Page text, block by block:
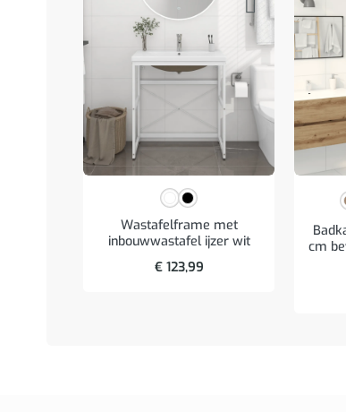
Wastafelframe met
inbouwwastafel ijzer wit
€123,99
cm